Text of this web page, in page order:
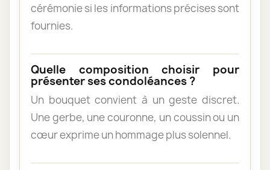
cérémonie si les informations précises sont
fournies.
Quelle composition choisir pour
présenter ses condoléances ?
Un bouquet convient à un geste discret.
Une gerbe, une couronne, un coussin ou un
cœur exprime un hommage plus solennel.